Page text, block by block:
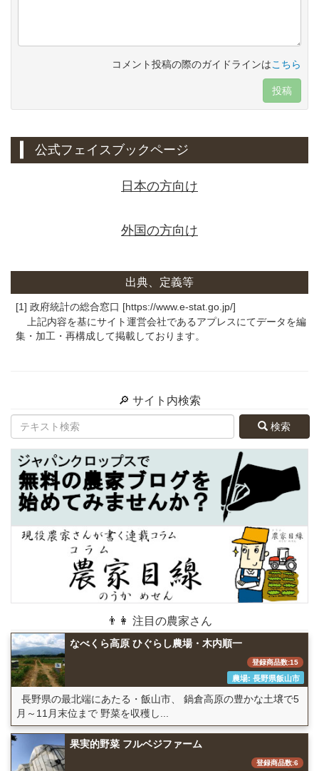
コメント投稿の際のガイドラインはこちら
投稿
公式フェイスブックページ
日本の方向け
外国の方向け
出典、定義等
[1] 政府統計の総合窓口 [https://www.e-stat.go.jp/]
上記内容を基にサイト運営会社であるアプレスにてデータを編
集・加工・再構成して掲載しております。
🔎 サイト内検索
検索
👨👩 注目の農家さん
なべくら高原 ひぐらし農場・木内順一
登録商品数:15
農場: 長野県飯山市
長野県の最北端にあたる・飯山市、 鍋倉高原の豊かな土壌で5
月～11月末位まで 野菜を収穫し...
果実的野菜 フルベジファーム
登録商品数:6